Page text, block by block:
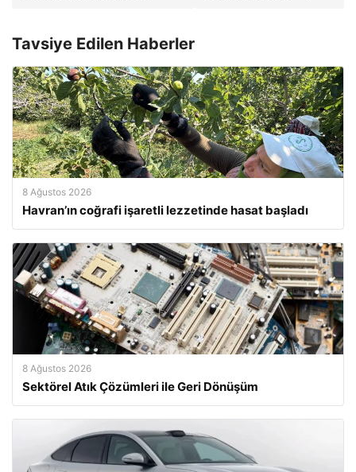
Tavsiye Edilen Haberler
8 Ağustos 2026
Havran’ın coğrafi işaretli lezzetinde hasat başladı
8 Ağustos 2026
Sektörel Atık Çözümleri ile Geri Dönüşüm